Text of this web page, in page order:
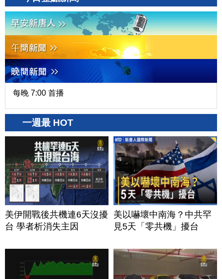
每晚 7:00 首播
一週最 HOT
美伊開戰後共機連6天沒擾
台 學者析消失主因
美以嚇壞中南海？中共罕
見5天「零共機」擾台